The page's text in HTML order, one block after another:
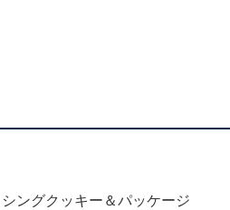
ングクッキー＆パッケージ